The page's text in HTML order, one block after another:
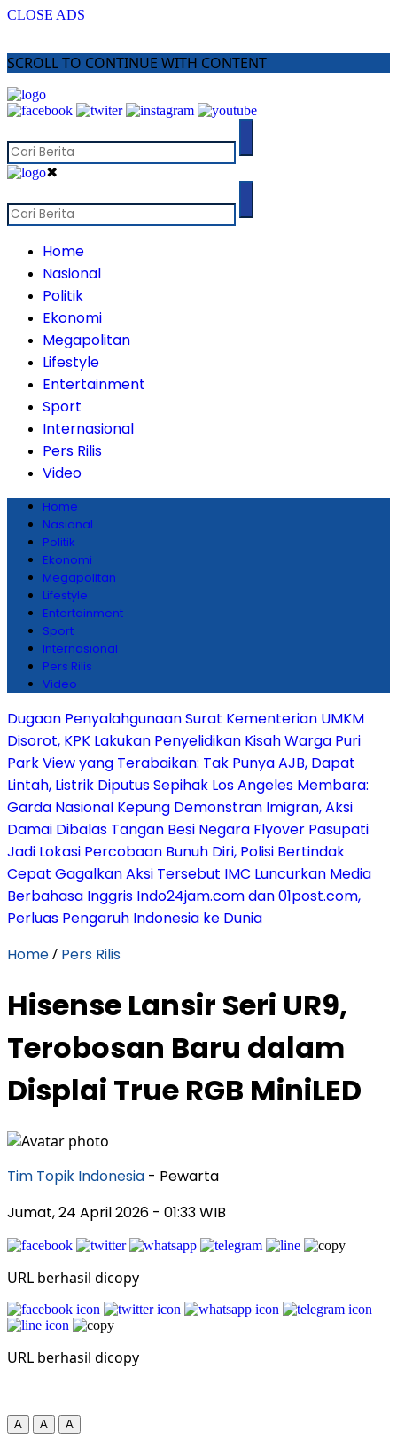
CLOSE ADS
SCROLL TO CONTINUE WITH CONTENT
✖
Home
Nasional
Politik
Ekonomi
Megapolitan
Lifestyle
Entertainment
Sport
Internasional
Pers Rilis
Video
Home
Nasional
Politik
Ekonomi
Megapolitan
Lifestyle
Entertainment
Sport
Internasional
Pers Rilis
Video
Dugaan Penyalahgunaan Surat Kementerian UMKM
Disorot, KPK Lakukan Penyelidikan Kisah Warga Puri
Park View yang Terabaikan: Tak Punya AJB, Dapat
Lintah, Listrik Diputus Sepihak Los Angeles Membara:
Garda Nasional Kepung Demonstran Imigran, Aksi
Damai Dibalas Tangan Besi Negara Flyover Pasupati
Jadi Lokasi Percobaan Bunuh Diri, Polisi Bertindak
Cepat Gagalkan Aksi Tersebut IMC Luncurkan Media
Berbahasa Inggris Indo24jam.com dan 01post.com,
Perluas Pengaruh Indonesia ke Dunia
Home/ Pers Rilis
Hisense Lansir Seri UR9,
Terobosan Baru dalam
Displai True RGB MiniLED
Tim Topik Indonesia - Pewarta
Jumat, 24 April 2026 - 01:33 WIB
URL berhasil dicopy
URL berhasil dicopy
A A A